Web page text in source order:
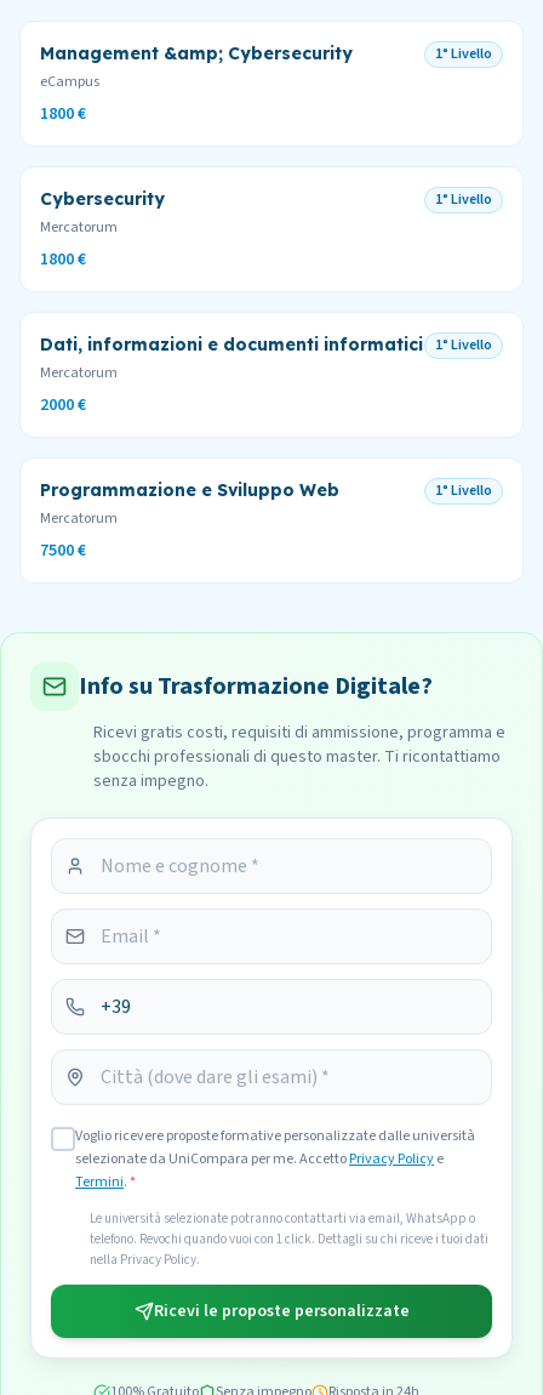
Management &amp; Cybersecurity
1° Livello
eCampus
1800 €
Cybersecurity
1° Livello
Mercatorum
1800 €
Dati, informazioni e documenti informatici
1° Livello
Mercatorum
2000 €
Programmazione e Sviluppo Web
1° Livello
Mercatorum
7500 €
Info su Trasformazione Digitale?
Ricevi gratis costi, requisiti di ammissione, programma e
sbocchi professionali di questo master. Ti ricontattiamo
senza impegno.
Voglio ricevere proposte formative personalizzate dalle università
selezionate da UniCompara per me. AccettoPrivacy Policye
Termini.*
Le università selezionate potranno contattarti via email, WhatsApp o
telefono. Revochi quando vuoi con 1 click. Dettagli su chi riceve i tuoi dati
nella Privacy Policy.
Ricevi le proposte personalizzate